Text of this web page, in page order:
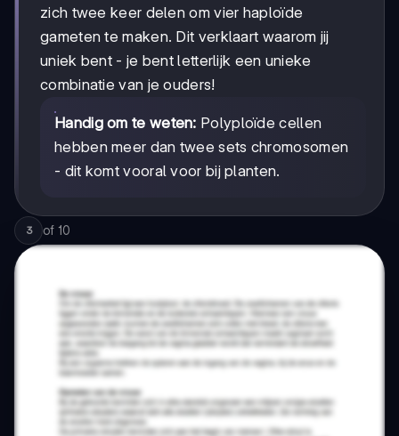
zich twee keer delen om vier haploïde
gameten te maken. Dit verklaart waarom jij
uniek bent - je bent letterlijk een unieke
combinatie van je ouders!
Handig om te weten: Polyploïde cellen
hebben meer dan twee sets chromosomen
- dit komt vooral voor bij planten.
3 of 10